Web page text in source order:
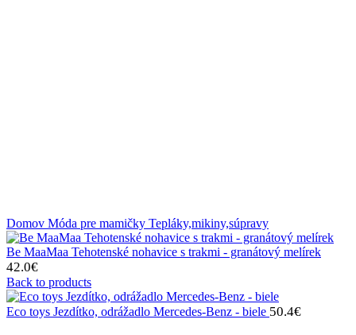
Domov Móda pre mamičky Tepláky,mikiny,súpravy
Be MaaMaa Tehotenské nohavice s trakmi - granátový melírek
42.0€
Back to products
Eco toys Jezdítko, odrážadlo Mercedes-Benz - biele 50.4€